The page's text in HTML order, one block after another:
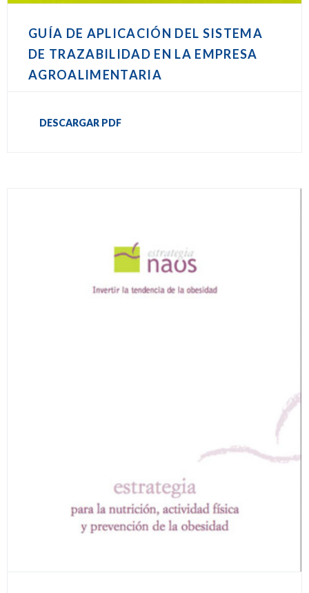
GUÍA DE APLICACIÓN DEL SISTEMA
DE TRAZABILIDAD EN LA EMPRESA
AGROALIMENTARIA
DESCARGAR PDF